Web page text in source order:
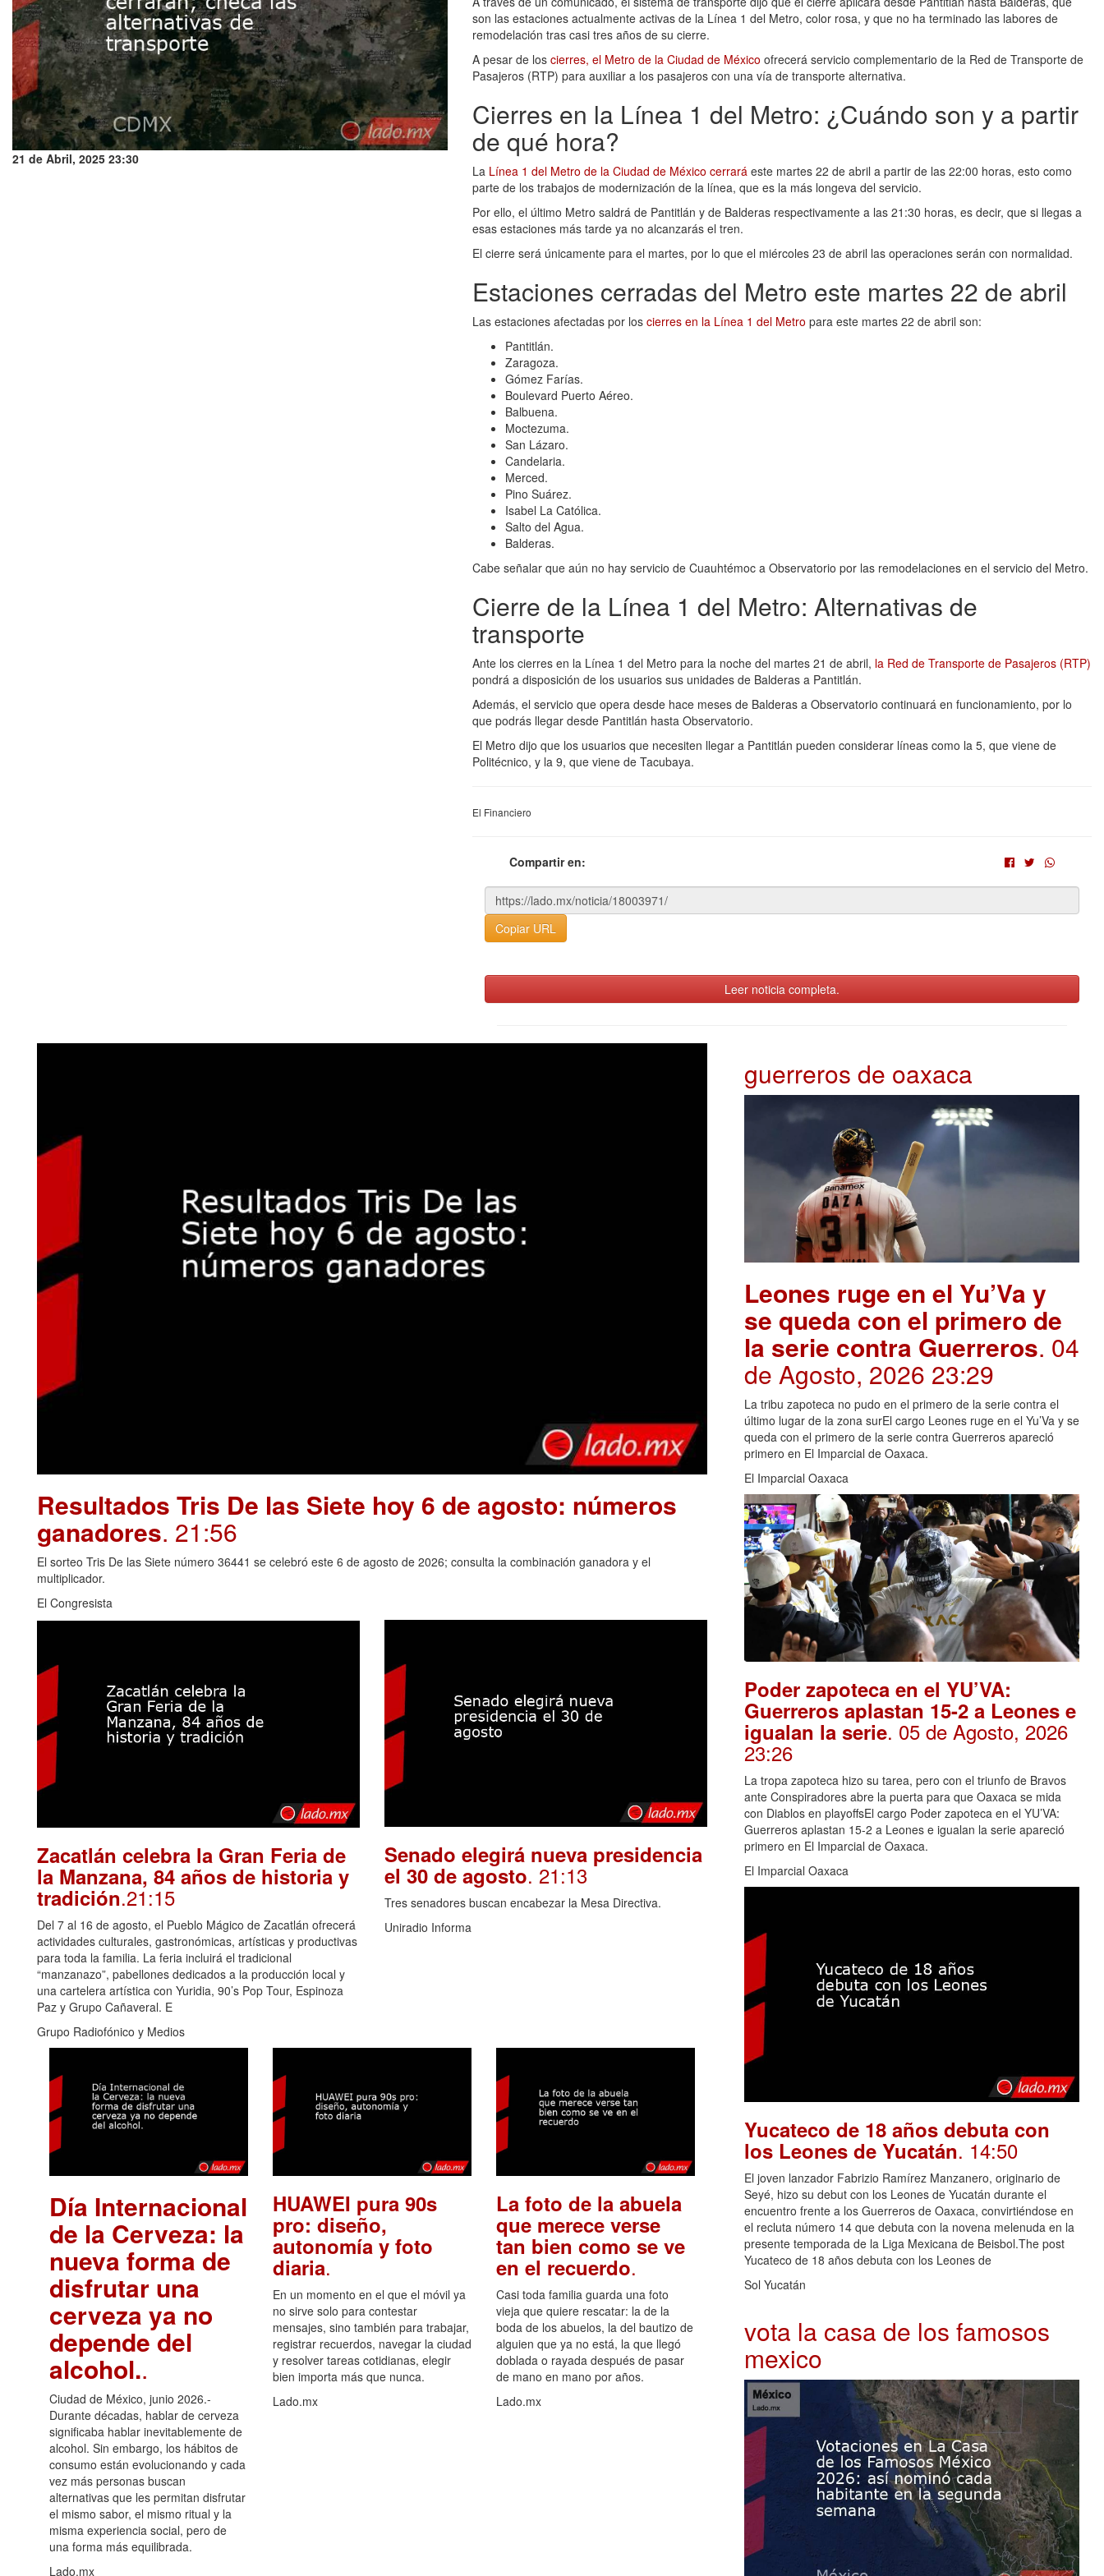
21 de Abril, 2025 23:30
son las estaciones actualmente activas de la Línea 1 del Metro, color rosa, y que no ha terminado las labores de
remodelación tras casi tres años de su cierre.
A pesar de los cierres, el Metro de la Ciudad de México ofrecerá servicio complementario de la Red de Transporte de
Pasajeros (RTP) para auxiliar a los pasajeros con una vía de transporte alternativa.
Cierres en la Línea 1 del Metro: ¿Cuándo son y a partir
de qué hora?
La Línea 1 del Metro de la Ciudad de México cerrará este martes 22 de abril a partir de las 22:00 horas, esto como
parte de los trabajos de modernización de la línea, que es la más longeva del servicio.
Por ello, el último Metro saldrá de Pantitlán y de Balderas respectivamente a las 21:30 horas, es decir, que si llegas a
esas estaciones más tarde ya no alcanzarás el tren.
El cierre será únicamente para el martes, por lo que el miércoles 23 de abril las operaciones serán con normalidad.
Estaciones cerradas del Metro este martes 22 de abril
Las estaciones afectadas por los cierres en la Línea 1 del Metro para este martes 22 de abril son:
Pantitlán.
Zaragoza.
Gómez Farías.
Boulevard Puerto Aéreo.
Balbuena.
Moctezuma.
San Lázaro.
Candelaria.
Merced.
Pino Suárez.
Isabel La Católica.
Salto del Agua.
Balderas.
Cabe señalar que aún no hay servicio de Cuauhtémoc a Observatorio por las remodelaciones en el servicio del Metro.
Cierre de la Línea 1 del Metro: Alternativas de
transporte
Ante los cierres en la Línea 1 del Metro para la noche del martes 21 de abril, la Red de Transporte de Pasajeros (RTP)
pondrá a disposición de los usuarios sus unidades de Balderas a Pantitlán.
Además, el servicio que opera desde hace meses de Balderas a Observatorio continuará en funcionamiento, por lo
que podrás llegar desde Pantitlán hasta Observatorio.
El Metro dijo que los usuarios que necesiten llegar a Pantitlán pueden considerar líneas como la 5, que viene de
Politécnico, y la 9, que viene de Tacubaya.
El Financiero
Compartir en:
Copiar URL
Leer noticia completa.
Resultados Tris De las Siete hoy 6 de agosto: números
ganadores. 21:56
El sorteo Tris De las Siete número 36441 se celebró este 6 de agosto de 2026; consulta la combinación ganadora y el
multiplicador.
El Congresista
Zacatlán celebra la Gran Feria de
la Manzana, 84 años de historia y
tradición.21:15
Del 7 al 16 de agosto, el Pueblo Mágico de Zacatlán ofrecerá
actividades culturales, gastronómicas, artísticas y productivas
para toda la familia. La feria incluirá el tradicional
“manzanazo”, pabellones dedicados a la producción local y
una cartelera artística con Yuridia, 90’s Pop Tour, Espinoza
Paz y Grupo Cañaveral. E
Grupo Radiofónico y Medios
Senado elegirá nueva presidencia
el 30 de agosto. 21:13
Tres senadores buscan encabezar la Mesa Directiva.
Uniradio Informa
Día Internacional
de la Cerveza: la
nueva forma de
disfrutar una
cerveza ya no
depende del
alcohol..
Ciudad de México, junio 2026.-
Durante décadas, hablar de cerveza
significaba hablar inevitablemente de
alcohol. Sin embargo, los hábitos de
consumo están evolucionando y cada
vez más personas buscan
alternativas que les permitan disfrutar
el mismo sabor, el mismo ritual y la
misma experiencia social, pero de
una forma más equilibrada.
Lado.mx
HUAWEI pura 90s
pro: diseño,
autonomía y foto
diaria.
En un momento en el que el móvil ya
no sirve solo para contestar
mensajes, sino también para trabajar,
registrar recuerdos, navegar la ciudad
y resolver tareas cotidianas, elegir
bien importa más que nunca.
Lado.mx
La foto de la abuela
que merece verse
tan bien como se ve
en el recuerdo.
Casi toda familia guarda una foto
vieja que quiere rescatar: la de la
boda de los abuelos, la del bautizo de
alguien que ya no está, la que llegó
doblada o rayada después de pasar
de mano en mano por años.
Lado.mx
guerreros de oaxaca
Leones ruge en el Yu’Va y
se queda con el primero de
la serie contra Guerreros. 04
de Agosto, 2026 23:29
La tribu zapoteca no pudo en el primero de la serie contra el
último lugar de la zona surEl cargo Leones ruge en el Yu’Va y se
queda con el primero de la serie contra Guerreros apareció
primero en El Imparcial de Oaxaca.
El Imparcial Oaxaca
Poder zapoteca en el YU’VA:
Guerreros aplastan 15-2 a Leones e
igualan la serie. 05 de Agosto, 2026
23:26
La tropa zapoteca hizo su tarea, pero con el triunfo de Bravos
ante Conspiradores abre la puerta para que Oaxaca se mida
con Diablos en playoffsEl cargo Poder zapoteca en el YU’VA:
Guerreros aplastan 15-2 a Leones e igualan la serie apareció
primero en El Imparcial de Oaxaca.
El Imparcial Oaxaca
Yucateco de 18 años debuta con
los Leones de Yucatán. 14:50
El joven lanzador Fabrizio Ramírez Manzanero, originario de
Seyé, hizo su debut con los Leones de Yucatán durante el
encuentro frente a los Guerreros de Oaxaca, convirtiéndose en
el recluta número 14 que debuta con la novena melenuda en la
presente temporada de la Liga Mexicana de Beisbol.The post
Yucateco de 18 años debuta con los Leones de
Sol Yucatán
vota la casa de los famosos
mexico